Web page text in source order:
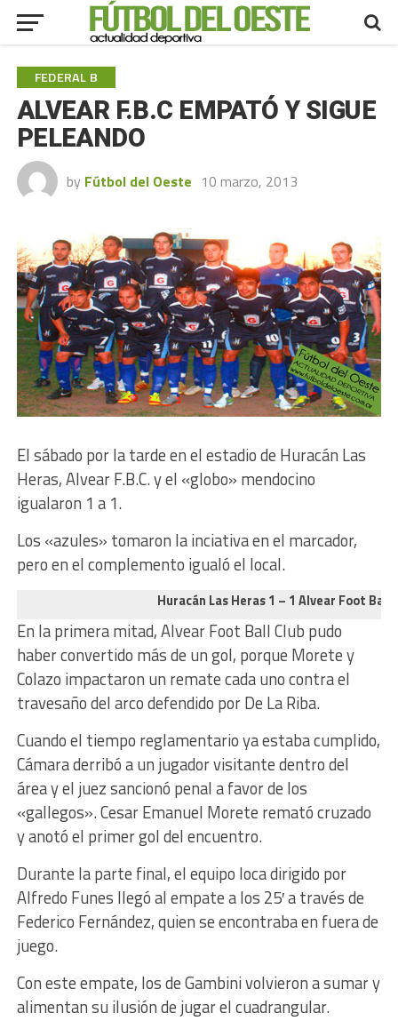
FEDERAL B
ALVEAR F.B.C EMPATÓ Y SIGUE
PELEANDO
by Fútbol del Oeste 10 marzo, 2013
El sábado por la tarde en el estadio de Huracán Las
Heras, Alvear F.B.C. y el «globo» mendocino
igualaron 1 a 1.
Los «azules» tomaron la inciativa en el marcador,
pero en el complemento igualó el local.
Huracán Las Heras 1 – 1 Alvear Foot Ball
En la primera mitad, Alvear Foot Ball Club pudo
haber convertido más de un gol, porque Morete y
Colazo impactaron un remate cada uno contra el
travesaño del arco defendido por De La Riba.
Cuando el tiempo reglamentario ya estaba cumplido,
Cámara derribó a un jugador visitante dentro del
área y el juez sancionó penal a favor de los
«gallegos». Cesar Emanuel Morete remató cruzado
y anotó el primer gol del encuentro.
Durante la parte final, el equipo loca dirigido por
Alfredo Funes llegó al empate a los 25′ a través de
Federico Fernández, quien se encontraba en fuera de
juego.
Con este empate, los de Gambini volvieron a sumar y
alimentan su ilusión de jugar el cuadrangular.